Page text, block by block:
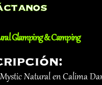
Glamping & Camping
Natural en Calima